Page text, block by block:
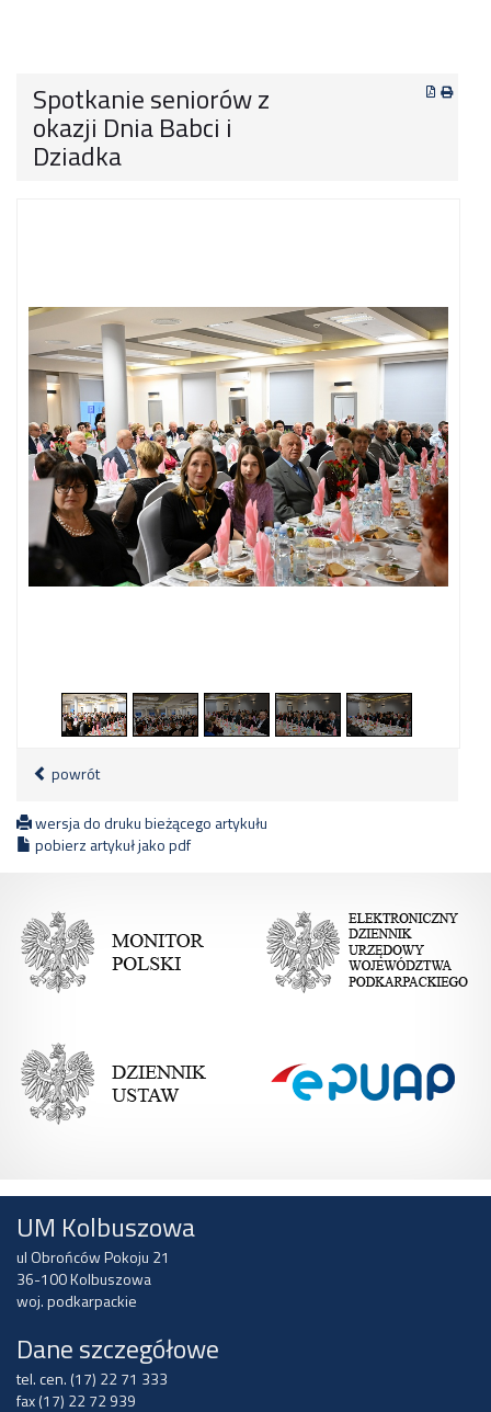
Spotkanie seniorów z
okazji Dnia Babci i
Dziadka
powrót
wersja do druku bieżącego artykułu
pobierz artykuł jako pdf
UM Kolbuszowa
ul Obrońców Pokoju 21
36-100 Kolbuszowa
woj. podkarpackie
Dane szczegółowe
tel. cen. (17) 22 71 333
fax (17) 22 72 939